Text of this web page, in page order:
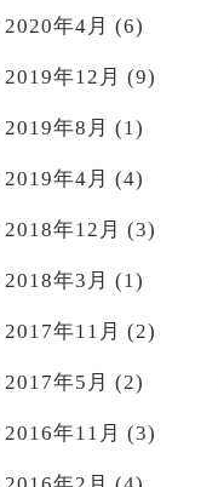
2020年4月 (6)
2019年12月 (9)
2019年8月 (1)
2019年4月 (4)
2018年12月 (3)
2018年3月 (1)
2017年11月 (2)
2017年5月 (2)
2016年11月 (3)